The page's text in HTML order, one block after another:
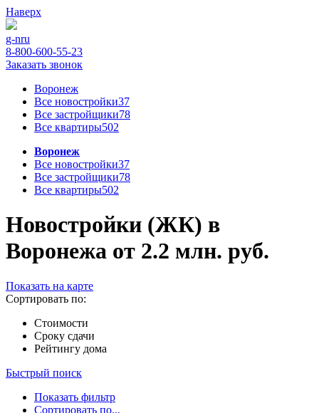
Наверх
g-nru
8-800-600-55-23
Заказать звонок
Воронеж
Все новостройки37
Все застройщики78
Все квартиры502
Воронеж
Все новостройки37
Все застройщики78
Все квартиры502
Новостройки (ЖК) в
Воронежа от 2.2 млн. руб.
Показать на карте
Сортировать по:
Стоимости
Сроку сдачи
Рейтингу дома
Быстрый поиск
Показать фильтр
Сортировать по...